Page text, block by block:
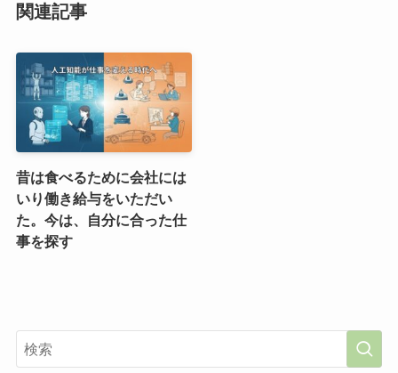
関連記事
昔は食べるために会社には
いり働き給与をいただい
た。今は、自分に合った仕
事を探す